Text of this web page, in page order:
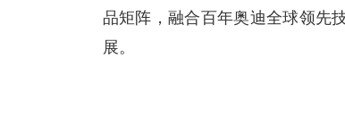
品矩阵，融合百年奥迪全球领先
展。